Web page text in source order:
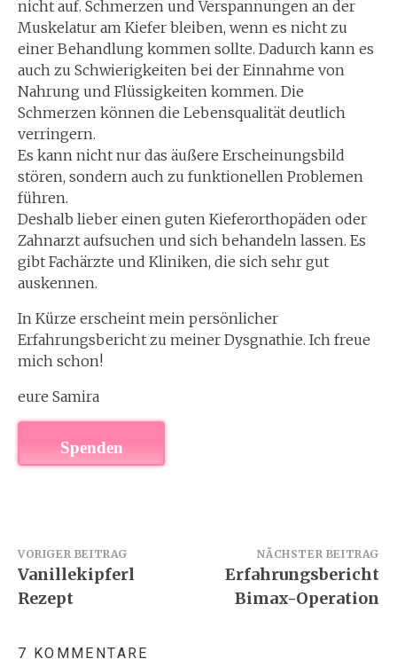
nicht auf. Schmerzen und Verspannungen an der
Muskelatur am Kiefer bleiben, wenn es nicht zu
einer Behandlung kommen sollte. Dadurch kann es
auch zu Schwierigkeiten bei der Einnahme von
Nahrung und Flüssigkeiten kommen. Die
Schmerzen können die Lebensqualität deutlich
verringern.
Es kann nicht nur das äußere Erscheinungsbild
stören, sondern auch zu funktionellen Problemen
führen.
Deshalb lieber einen guten Kieferorthopäden oder
Zahnarzt aufsuchen und sich behandeln lassen. Es
gibt Fachärzte und Kliniken, die sich sehr gut
auskennen.
In Kürze erscheint mein persönlicher
Erfahrungsbericht zu meiner Dysgnathie. Ich freue
mich schon!
eure Samira
Spenden
Beitragsnavigation
VORIGER BEITRAG
Vanillekipferl
Rezept
NÄCHSTER BEITRAG
Erfahrungsbericht
Bimax-Operation
7 KOMMENTARE